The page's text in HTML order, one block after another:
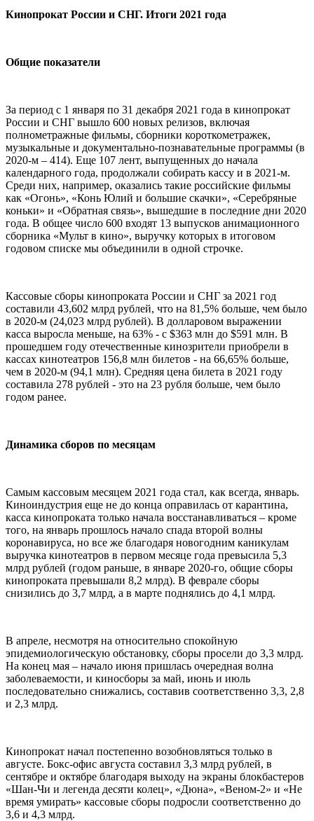
Кинопрокат России и СНГ. Итоги 2021 года
Общие показатели
За период с 1 января по 31 декабря 2021 года в кинопрокат
России и СНГ вышло 600 новых релизов, включая
полнометражные фильмы, сборники короткометражек,
музыкальные и документально-познавательные программы (в
2020-м – 414). Еще 107 лент, выпущенных до начала
календарного года, продолжали собирать кассу и в 2021-м.
Среди них, например, оказались такие российские фильмы
как «Огонь», «Конь Юлий и большие скачки», «Серебряные
коньки» и «Обратная связь», вышедшие в последние дни 2020
года. В общее число 600 входят 13 выпусков анимационного
сборника «Мульт в кино», выручку которых в итоговом
годовом списке мы объединили в одной строчке.
Кассовые сборы кинопроката России и СНГ за 2021 год
составили 43,602 млрд рублей, что на 81,5% больше, чем было
в 2020-м (24,023 млрд рублей). В долларовом выражении
касса выросла меньше, на 63% - с $363 млн до $591 млн. В
прошедшем году отечественные кинозрители приобрели в
кассах кинотеатров 156,8 млн билетов - на 66,65% больше,
чем в 2020-м (94,1 млн). Средняя цена билета в 2021 году
составила 278 рублей - это на 23 рубля больше, чем было
годом ранее.
Динамика сборов по месяцам
Самым кассовым месяцем 2021 года стал, как всегда, январь.
Киноиндустрия еще не до конца оправилась от карантина,
касса кинопроката только начала восстанавливаться – кроме
того, на январь прошлось начало спада второй волны
коронавируса, но все же благодаря новогодним каникулам
выручка кинотеатров в первом месяце года превысила 5,3
млрд рублей (годом раньше, в январе 2020-го, общие сборы
кинопроката превышали 8,2 млрд). В феврале сборы
снизились до 3,7 млрд, а в марте поднялись до 4,1 млрд.
В апреле, несмотря на относительно спокойную
эпидемиологическую обстановку, сборы просели до 3,3 млрд.
На конец мая – начало июня пришлась очередная волна
заболеваемости, и киносборы за май, июнь и июль
последовательно снижались, составив соответственно 3,3, 2,8
и 2,3 млрд.
Кинопрокат начал постепенно возобновляться только в
августе. Бокс-офис августа составил 3,3 млрд рублей, в
сентябре и октябре благодаря выходу на экраны блокбастеров
«Шан-Чи и легенда десяти колец», «Дюна», «Веном-2» и «Не
время умирать» кассовые сборы подросли соответственно до
3,6 и 4,3 млрд.